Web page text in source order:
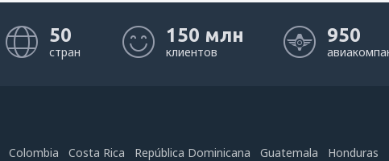
50
стран
150 млн
клиентов
950
Colombia Costa Rica República Dominicana Guatemala Honduras